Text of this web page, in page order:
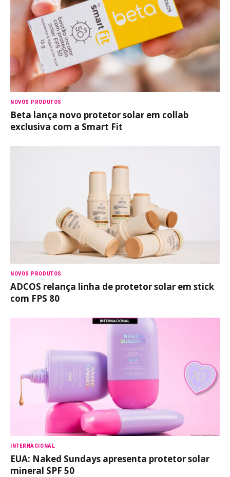
NOVOS PRODUTOS
Beta lança novo protetor solar em collab
exclusiva com a Smart Fit
NOVOS PRODUTOS
ADCOS relança linha de protetor solar em stick
com FPS 80
INTERNACIONAL
EUA: Naked Sundays apresenta protetor solar
mineral SPF 50